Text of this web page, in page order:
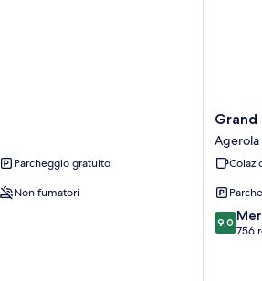
Parcheggio gratuito
Non fumatori
Grand
Hotel
Agerola
Agerola
9.0
su
9,0
756